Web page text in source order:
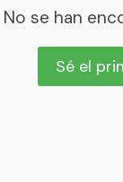
No se han
Sé el